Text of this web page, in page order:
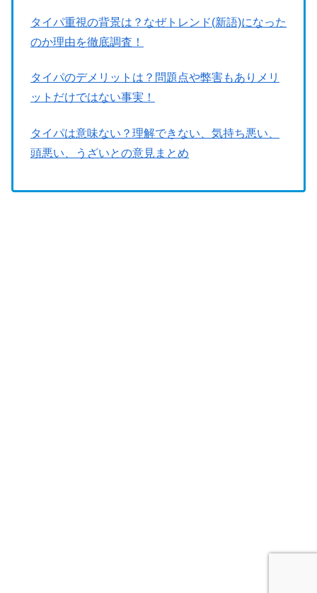
タイパ重視の背景は？なぜトレンド(新語)になった
のか理由を徹底調査！
タイパのデメリットは？問題点や弊害もありメリ
ットだけではない事実！
タイパは意味ない？理解できない、気持ち悪い、
頭悪い、うざいとの意見まとめ